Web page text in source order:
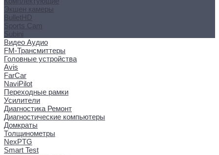
Экшен камеры
BulletHD
Sports Cam
Subini
Видео Аудио
FM-Трансмиттеры
Головные устройства
Avis
FarCar
NaviPilot
Переходные рамки
Усилители
Диагностика Ремонт
Диагностические компьютеры
Домкраты
Толщинометры
NexPTG
Smart Test